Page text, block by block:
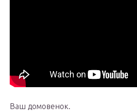
Ваш домовенок.